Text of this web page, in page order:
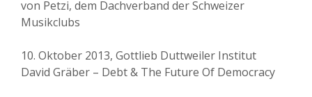
von Petzi, dem Dachverband der Schweizer
Musikclubs
10. Oktober 2013, Gottlieb Duttweiler Institut
David Gräber – Debt & The Future Of Democracy